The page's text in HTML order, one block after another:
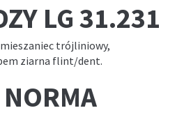
LG 31.231
mieszaniec trójliniowy,
ziarna flint/dent.